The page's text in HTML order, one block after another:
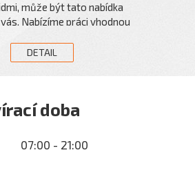
může být tato nabídka
Nabízíme práci vhodnou
(DPP) ranní a odpolední
možný ihned mzdu 150 Kč
proklientský přístup a
e-mailovou
DETAIL
doba
07:00 - 21:00